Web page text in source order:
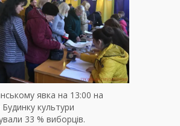
явка на 13:00 на
Будинку культури
33 % виборців.